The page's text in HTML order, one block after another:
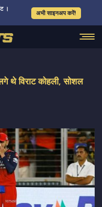
।
अभी साइनअप करें!
थे विराट कोहली, सोशल